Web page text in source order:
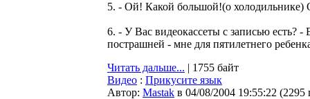
5. - Ой! Какой большой!(о холодильнике)
6. - У Вас видеокассеты с записью есть? -
пострашней - мне для пятилетнего
Читать дальше... | 1755 байт
Видео : Прикусите язык
Автор: Мastak в 04/08/2004 19:55:22 (2295